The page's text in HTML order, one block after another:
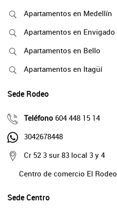
Apartamentos en Medellín
Apartamentos en Envigado
Apartamentos en Bello
Apartamentos en Itagüí
Sede Rodeo
Teléfono 604 448 15 14
3042678448
Cr 52 3 sur 83 local 3 y 4
Centro de comercio El Rodeo
Sede Centro